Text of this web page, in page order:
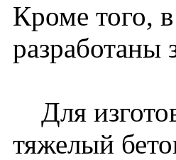
Кроме того,
разработаны
Для
тяжелый